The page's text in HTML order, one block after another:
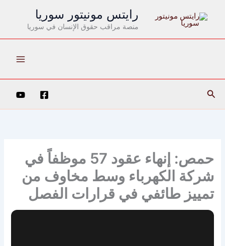
رايتس مونيتور سوريا
منصة مراقب حقوق الإنسان في سوريا
البحث
حمص: إنهاء عقود 57 موظفاً في
شركة الكهرباء وسط مخاوف من
تمييز طائفي في قرارات الفصل